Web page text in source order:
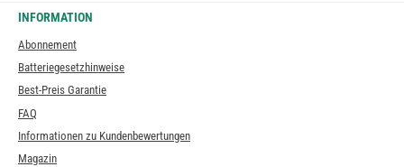
INFORMATION
Abonnement
Batteriegesetzhinweise
Best-Preis Garantie
FAQ
Informationen zu Kundenbewertungen
Magazin